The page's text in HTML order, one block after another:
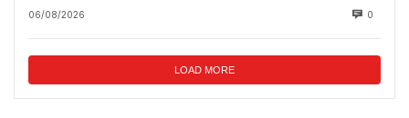
06/08/2026 0
LOAD MORE